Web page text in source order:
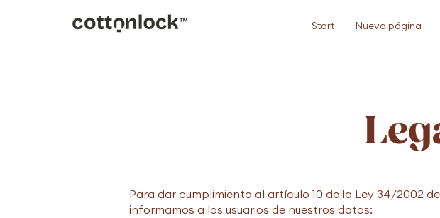
Start Nueva página
Para dar cumplimiento al artículo 10 de la Ley 34/2002
informamos a los usuarios de nuestros datos: